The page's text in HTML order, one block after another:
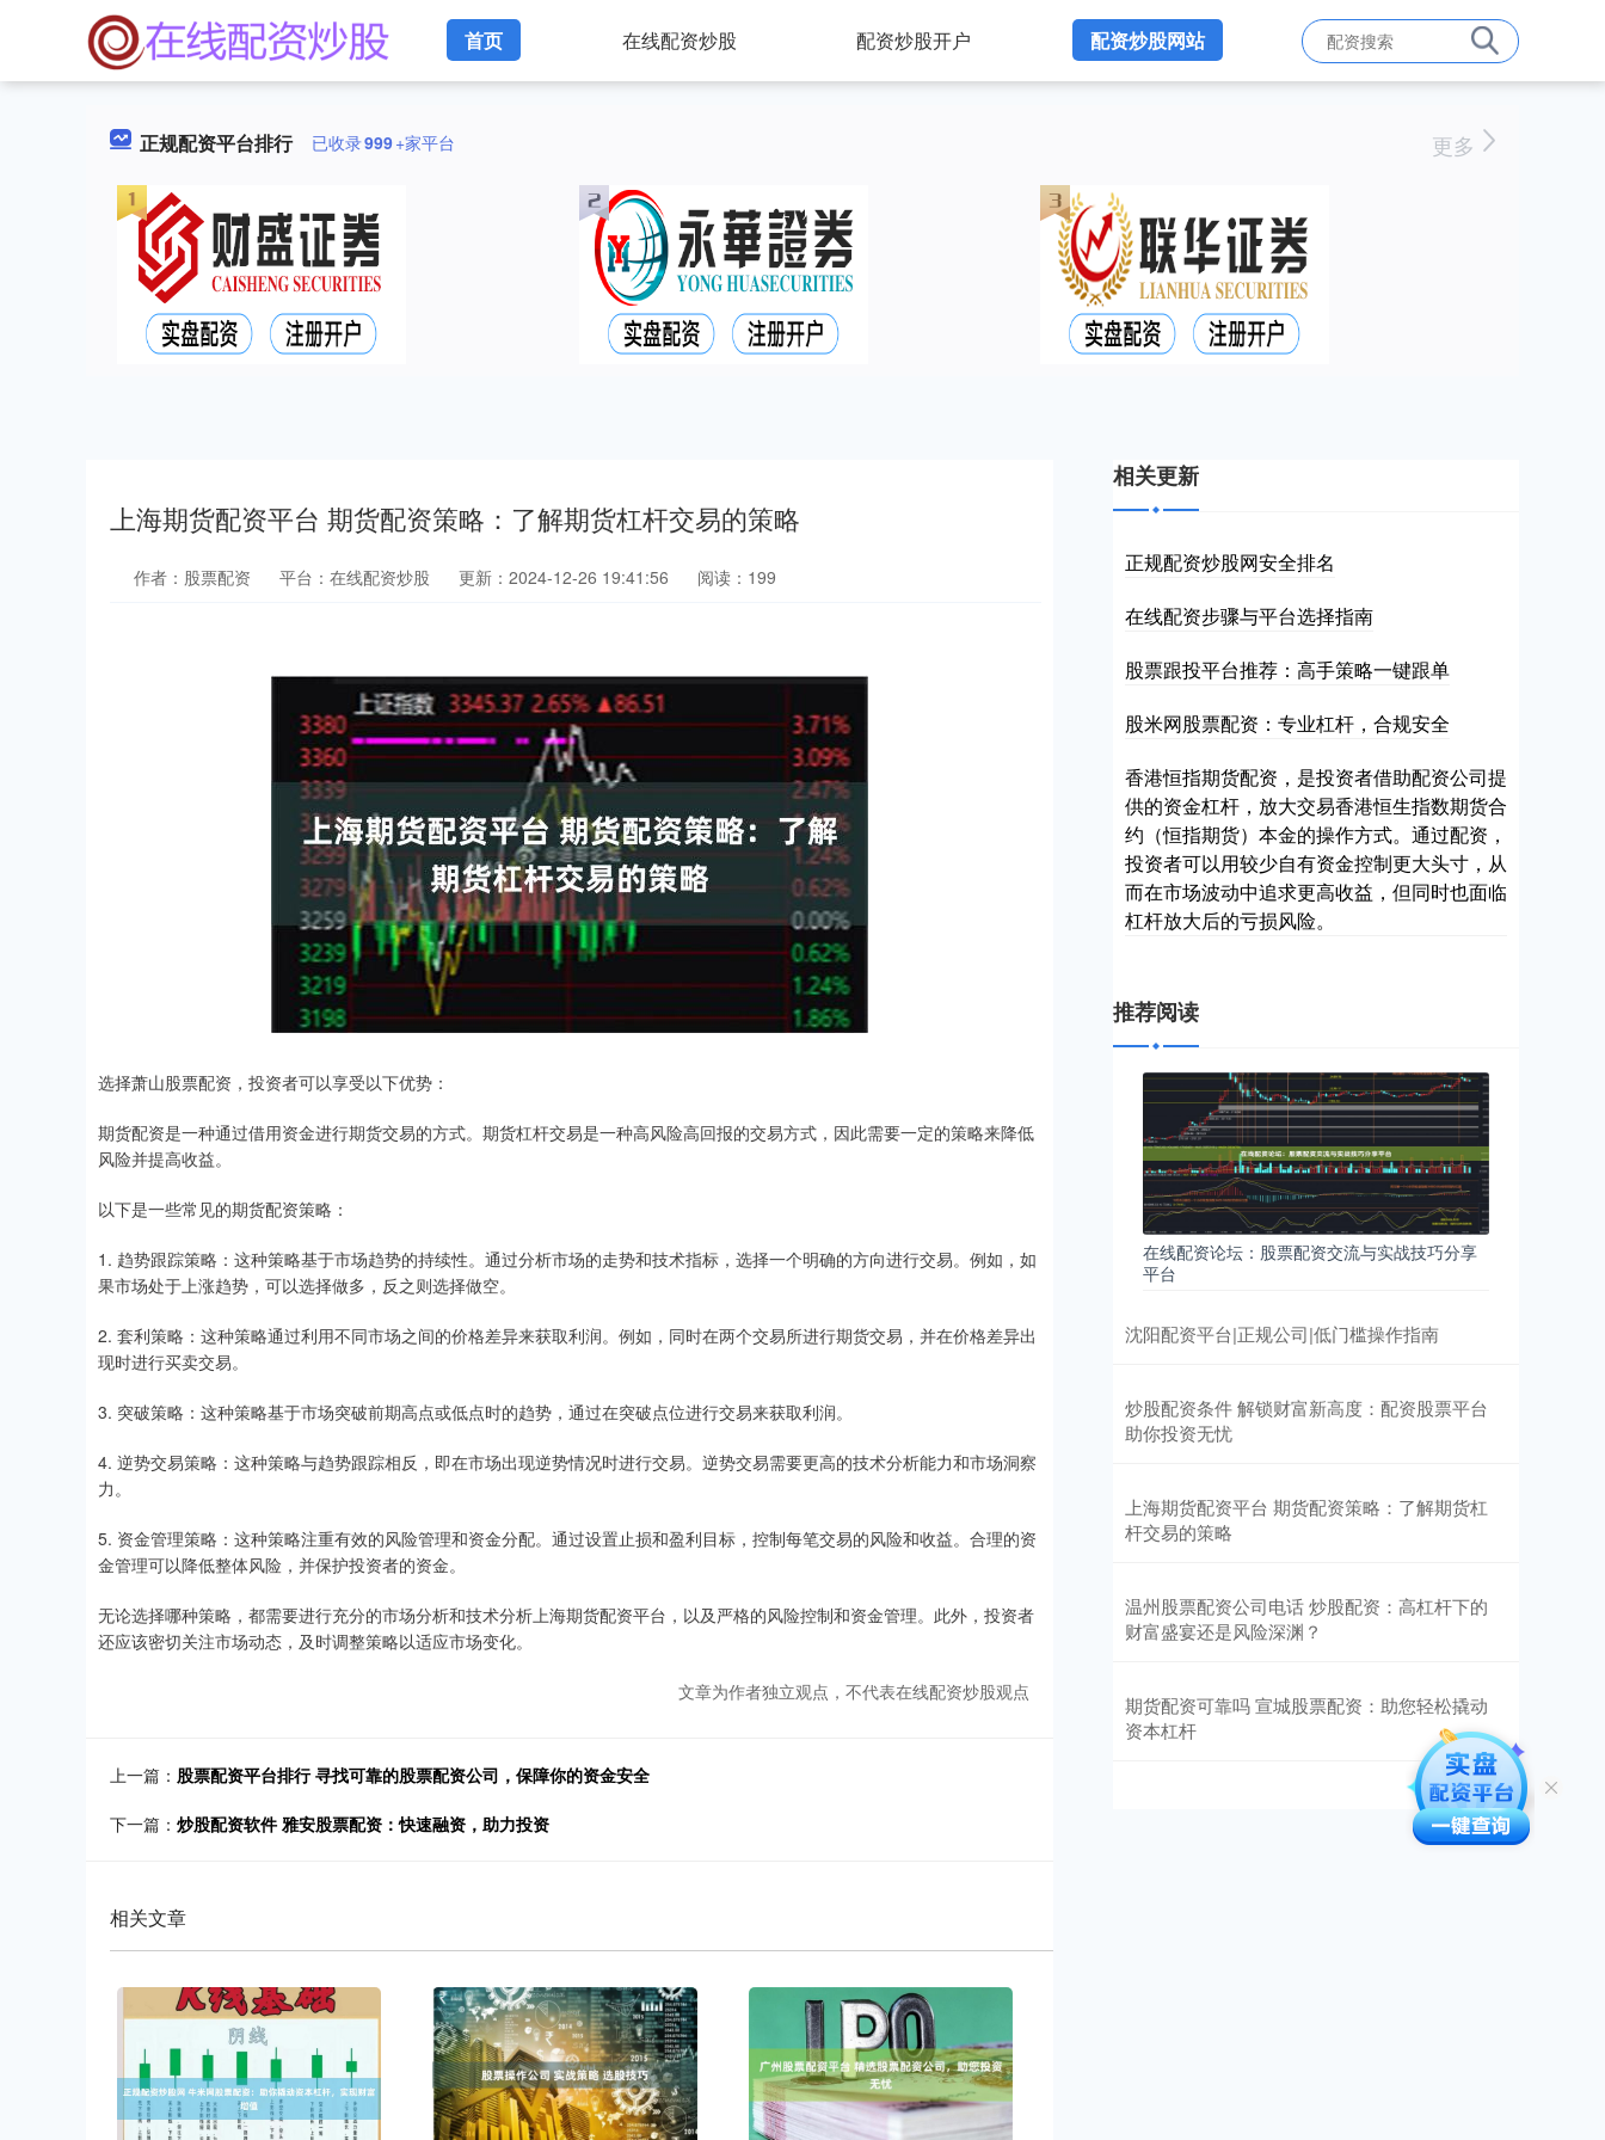
首页 在线配资炒股 配资炒股开户 配资炒股网站
正规配资平台排行 已收录999+家平台 更多
上海期货配资平台 期货配资策略：了解期货杠杆交易的策略
作者：股票配资 平台：在线配资炒股 更新：2024-12-26 19:41:56 阅读：199
选择萧山股票配资，投资者可以享受以下优势：
期货配资是一种通过借用资金进行期货交易的方式。期货杠杆交易是一种高风险高回报的交易方式，因此需要一定的策略来降低
风险并提高收益。
以下是一些常见的期货配资策略：
1. 趋势跟踪策略：这种策略基于市场趋势的持续性。通过分析市场的走势和技术指标，选择一个明确的方向进行交易。例如，如
果市场处于上涨趋势，可以选择做多，反之则选择做空。
2. 套利策略：这种策略通过利用不同市场之间的价格差异来获取利润。例如，同时在两个交易所进行期货交易，并在价格差异出
现时进行买卖交易。
3. 突破策略：这种策略基于市场突破前期高点或低点时的趋势，通过在突破点位进行交易来获取利润。
4. 逆势交易策略：这种策略与趋势跟踪相反，即在市场出现逆势情况时进行交易。逆势交易需要更高的技术分析能力和市场洞察
力。
5. 资金管理策略：这种策略注重有效的风险管理和资金分配。通过设置止损和盈利目标，控制每笔交易的风险和收益。合理的资
金管理可以降低整体风险，并保护投资者的资金。
无论选择哪种策略，都需要进行充分的市场分析和技术分析上海期货配资平台，以及严格的风险控制和资金管理。此外，投资者
还应该密切关注市场动态，及时调整策略以适应市场变化。
文章为作者独立观点，不代表在线配资炒股观点
上一篇： 股票配资平台排行 寻找可靠的股票配资公司，保障你的资金安全
下一篇： 炒股配资软件 雅安股票配资：快速融资，助力投资
相关文章
相关更新
正规配资炒股网安全排名
在线配资步骤与平台选择指南
股票跟投平台推荐：高手策略一键跟单
股米网股票配资：专业杠杆，合规安全
香港恒指期货配资，是投资者借助配资公司提
供的资金杠杆，放大交易香港恒生指数期货合
约（恒指期货）本金的操作方式。通过配资，
投资者可以用较少自有资金控制更大头寸，从
而在市场波动中追求更高收益，但同时也面临
杠杆放大后的亏损风险。
推荐阅读
在线配资论坛：股票配资交流与实战技巧分享
平台
沈阳配资平台|正规公司|低门槛操作指南
炒股配资条件 解锁财富新高度：配资股票平台
助你投资无忧
上海期货配资平台 期货配资策略：了解期货杠
杆交易的策略
温州股票配资公司电话 炒股配资：高杠杆下的
财富盛宴还是风险深渊？
期货配资可靠吗 宣城股票配资：助您轻松撬动
资本杠杆